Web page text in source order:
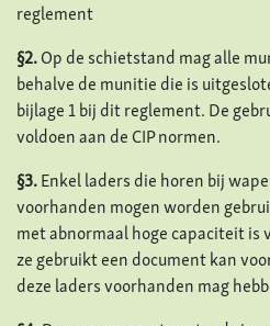
reglement
§2. Op de schietstand mag alle
behalve de munitie die is
bijlage 1 bij dit reglement. De
voldoen aan de CIP normen.
§3. Enkel laders die horen bij
voorhanden mogen worden
met abnormaal hoge capaciteit is
ze gebruikt een document kan
deze laders voorhanden mag